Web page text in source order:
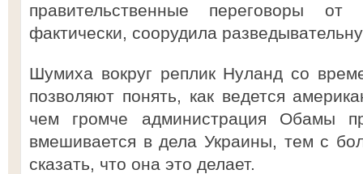
правительственные переговоры от
фактически, соорудила
Шумиха вокруг реплик Нуланд со
позволяют понять, как ведется
чем громче администрация Обамы
вмешивается в дела Украины, тем с
сказать, что она это делает.